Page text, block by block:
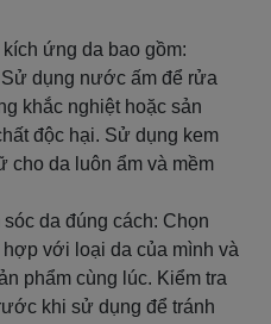
ứng da bao gồm:
dụng nước ấm để rửa
khắc nghiệt hoặc sản
độc hại. Sử dụng kem
cho da luôn ẩm và mềm
da đúng cách: Chọn
với loại da của mình và
phẩm cùng lúc. Kiểm tra
khi sử dụng để tránh